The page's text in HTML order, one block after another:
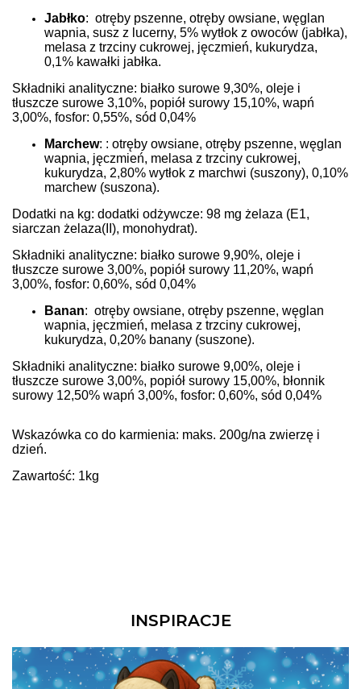
Jabłko: otręby pszenne, otręby owsiane, węglan
wapnia, susz z lucerny, 5% wytłok z owoców (jabłka),
melasa z trzciny cukrowej, jęczmień, kukurydza,
0,1% kawałki jabłka.
Składniki analityczne: białko surowe 9,30%, oleje i
tłuszcze surowe 3,10%, popiół surowy 15,10%, wapń
3,00%, fosfor: 0,55%, sód 0,04%
Marchew: : otręby owsiane, otręby pszenne, węglan
wapnia, jęczmień, melasa z trzciny cukrowej,
kukurydza, 2,80% wytłok z marchwi (suszony), 0,10%
marchew (suszona).
Dodatki na kg: dodatki odżywcze: 98 mg żelaza (E1,
siarczan żelaza(II), monohydrat).
Składniki analityczne: białko surowe 9,90%, oleje i
tłuszcze surowe 3,00%, popiół surowy 11,20%, wapń
3,00%, fosfor: 0,60%, sód 0,04%
Banan: otręby owsiane, otręby pszenne, węglan
wapnia, jęczmień, melasa z trzciny cukrowej,
kukurydza, 0,20% banany (suszone).
Składniki analityczne: białko surowe 9,00%, oleje i
tłuszcze surowe 3,00%, popiół surowy 15,00%, błonnik
surowy 12,50% wapń 3,00%, fosfor: 0,60%, sód 0,04%
Wskazówka co do karmienia: maks. 200g/na zwierzę i
dzień.
Zawartość: 1kg
INSPIRACJE